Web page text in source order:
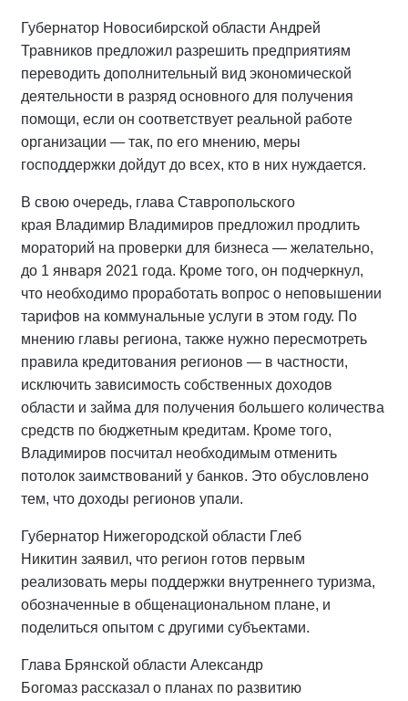
Губернатор Новосибирской области Андрей
Травников предложил разрешить предприятиям
переводить дополнительный вид экономической
деятельности в разряд основного для получения
помощи, если он соответствует реальной работе
организации — так, по его мнению, меры
господдержки дойдут до всех, кто в них нуждается.
В свою очередь, глава Ставропольского
края Владимир Владимиров предложил продлить
мораторий на проверки для бизнеса — желательно,
до 1 января 2021 года. Кроме того, он подчеркнул,
что необходимо проработать вопрос о неповышении
тарифов на коммунальные услуги в этом году. По
мнению главы региона, также нужно пересмотреть
правила кредитования регионов — в частности,
исключить зависимость собственных доходов
области и займа для получения большего количества
средств по бюджетным кредитам. Кроме того,
Владимиров посчитал необходимым отменить
потолок заимствований у банков. Это обусловлено
тем, что доходы регионов упали.
Губернатор Нижегородской области Глеб
Никитин заявил, что регион готов первым
реализовать меры поддержки внутреннего туризма,
обозначенные в общенациональном плане, и
поделиться опытом с другими субъектами.
Глава Брянской области Александр
Богомаз рассказал о планах по развитию